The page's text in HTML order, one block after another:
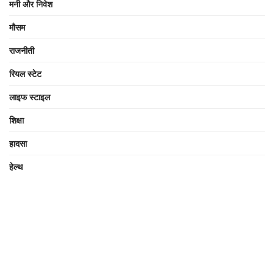
मनी और निवेश
मौसम
राजनीती
रियल स्टेट
लाइफ स्टाइल
शिक्षा
हादसा
हेल्थ